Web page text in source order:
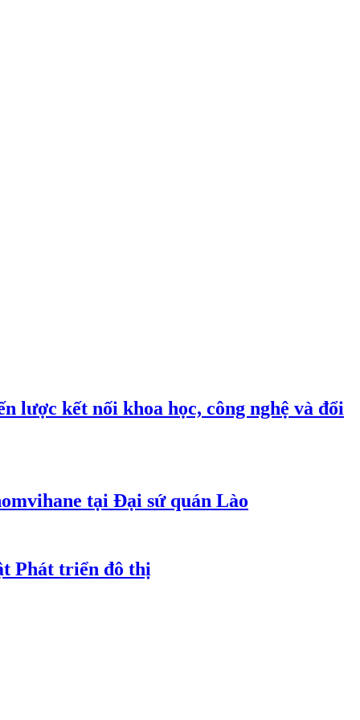
lược kết nối khoa học, công nghệ và đổi
tại Đại sứ quán Lào
Phát triển đô thị